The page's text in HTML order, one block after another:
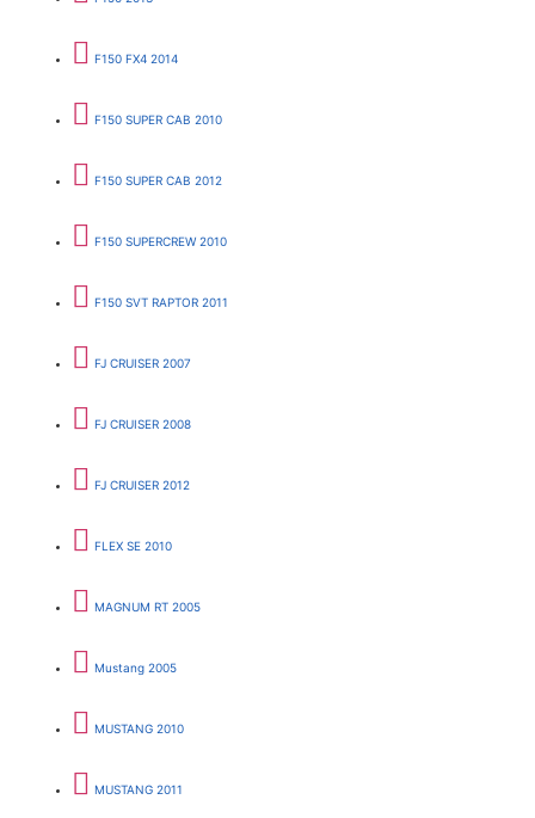
F150 FX4 2014
F150 SUPER CAB 2010
F150 SUPER CAB 2012
F150 SUPERCREW 2010
F150 SVT RAPTOR 2011
FJ CRUISER 2007
FJ CRUISER 2008
FJ CRUISER 2012
FLEX SE 2010
MAGNUM RT 2005
Mustang 2005
MUSTANG 2010
MUSTANG 2011